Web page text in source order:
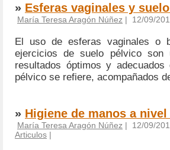
» Esferas vaginales y
María Teresa Aragón Núñez | 12/09/
El uso de esferas vaginales o
ejercicios de suelo pélvico son
resultados óptimos y
pélvico se refiere, acompañados
» Higiene de manos a
María Teresa Aragón Núñez | 12/09/
Articulos |